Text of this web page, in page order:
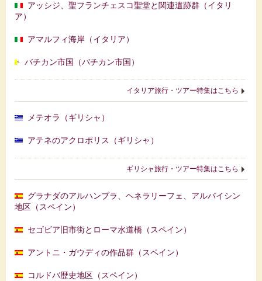
アッシジ、聖フランチェスコ聖堂と関連遺跡群（イタリ
ア）
アマルフィ海岸（イタリア）
バチカン市国（バチカン市国）
イタリア旅行・ツアー特集はこちら
メテオラ（ギリシャ）
アテネのアクロポリス（ギリシャ）
ギリシャ旅行・ツアー特集はこちら
グラナダのアルハンブラ、ヘネラリーフェ、アルバイシン
地区（スペイン）
セゴビア旧市街とローマ水道橋（スペイン）
アントニ・ガウディの作品群（スペイン）
コルドバ歴史地区（スペイン）